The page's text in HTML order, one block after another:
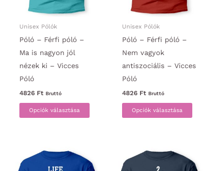
Unisex Pólók
Póló – Férfi póló –
Ma is nagyon jól
nézek ki – Vicces
Póló
4826 Ft Bruttó
Opciók választása
Ennek
a
variációja
Unisex Pólók
Póló – Férfi póló –
Nem vagyok
antiszociális – Vicces
Póló
4826 Ft Bruttó
Opciók választása
Ennek
a